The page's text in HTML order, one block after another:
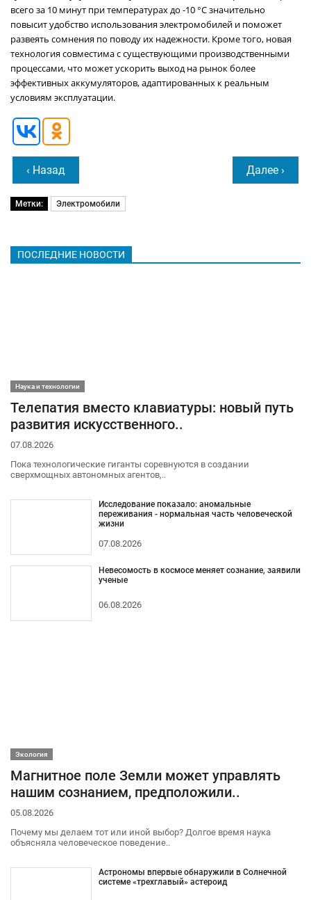
всего за 10 минут при температурах до -10 °C значительно
повысит удобство использования электромобилей и поможет
развеять сомнения по поводу их надежности. Кроме того, новая
технология совместима с существующими производственными
процессами, что может ускорить выход на рынок более
эффективных аккумуляторов, адаптированных к реальным
условиям эксплуатации.
‹ Назад Далее ›
Метки: Электромобили
ПОСЛЕДНИЕ НОВОСТИ
Наука и технологии
Телепатия вместо клавиатуры: новый путь
развития искусственного..
07.08.2026
Пока технологические гиганты соревнуются в создании
сверхмощных автономных агентов,..
Исследование показало: аномальные
переживания - нормальная часть человеческой
жизни
07.08.2026
Невесомость в космосе меняет сознание, заявили
ученые
06.08.2026
Экология
Магнитное поле Земли может управлять
нашим сознанием, предположили..
05.08.2026
Почему мы делаем тот или иной выбор? Долгое время наука
объясняла человеческое поведение..
Астрономы впервые обнаружили в Солнечной
системе «трехглавый» астероид